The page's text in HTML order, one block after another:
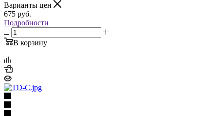
Варианты цен
675 руб.
Подробности
В корзину